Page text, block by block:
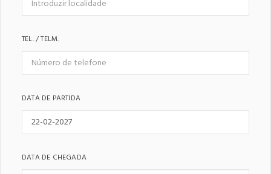
TEL. / TELM.
DATA DE PARTIDA
DATA DE CHEGADA